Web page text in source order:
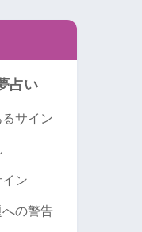
占い
サイン
ン
の警告